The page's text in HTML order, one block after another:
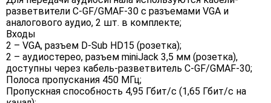
разветвители C-GF/GMAF-30 с разъемами VGA и
аналогового аудио, 2 шт. в комплекте;
Входы
2 – VGA, разъем D-Sub HD15 (розетка);
2 – аудиостерео, разъем miniJack 3,5 мм (розетка),
доступны через кабель-разветвитель C-GF/GMAF-30;
Полоса пропускания 450 МГц;
Пропускная способность 4,95 Гбит/с (1,65 Гбит/с на